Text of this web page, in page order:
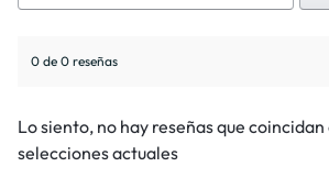
0 de 0 reseñas
Lo siento, no hay reseñas que coincidan
selecciones actuales